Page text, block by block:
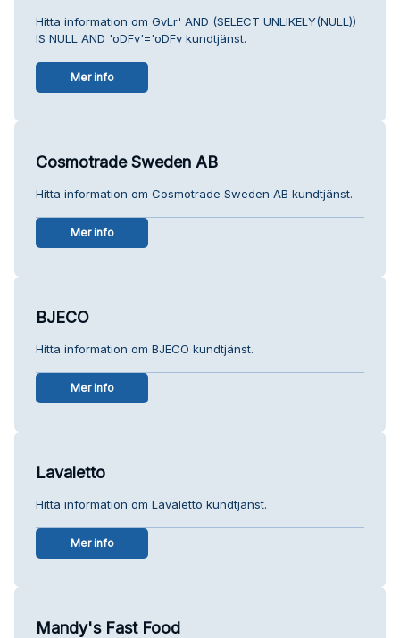
Hitta information om GvLr' AND (SELECT UNLIKELY(NULL))
IS NULL AND 'oDFv'='oDFv kundtjänst.
Mer info
Cosmotrade Sweden AB
Hitta information om Cosmotrade Sweden AB kundtjänst.
Mer info
BJECO
Hitta information om BJECO kundtjänst.
Mer info
Lavaletto
Hitta information om Lavaletto kundtjänst.
Mer info
Mandy's Fast Food